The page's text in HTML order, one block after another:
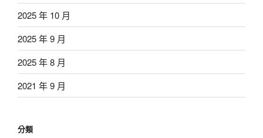
2025 年 10 月
2025 年 9 月
2025 年 8 月
2021 年 9 月
分類